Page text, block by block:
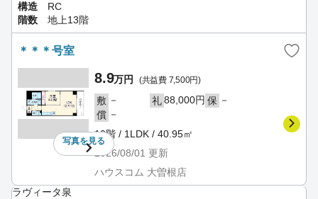
構造
RC
階数
地上13階
＊＊＊号室
写真を見る
8.9万円 (共益費 7,500円)
敷 － 礼88,000円 保 －
償 －
10階 / 1LDK / 40.95㎡
2026/08/01 更新
ハウスコム 大曽根店
ラヴィータ泉